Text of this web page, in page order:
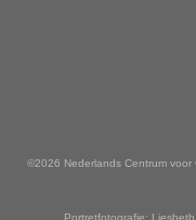
©2026 Nederlands Centrum voor
Portretfotografie: